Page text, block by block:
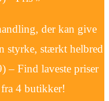
der kan give
styrke, stærkt helbred
– Find laveste priser
4 butikker!